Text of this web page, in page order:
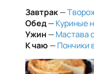
Завтрак—
Обед—Куриные
Ужин —Мастава
К чаю —Пончики